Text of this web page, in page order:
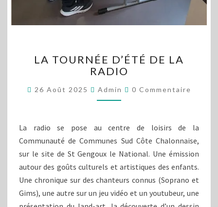
TOURNÉE
D’ÉTÉ
LA
RADIO
LA TOURNÉE D’ÉTÉ DE LA
RADIO
26 Août 2025 Admin Commentaires
0 Commentaire
La radio se pose au centre de loisirs de la
Communauté de Communes Sud Côte Chalonnaise,
sur le site de St Gengoux le National. Une émission
autour des goûts culturels et artistiques des enfants.
Une chronique sur des chanteurs connus (Soprano et
Gims), une autre sur un jeu vidéo et un youtubeur, une